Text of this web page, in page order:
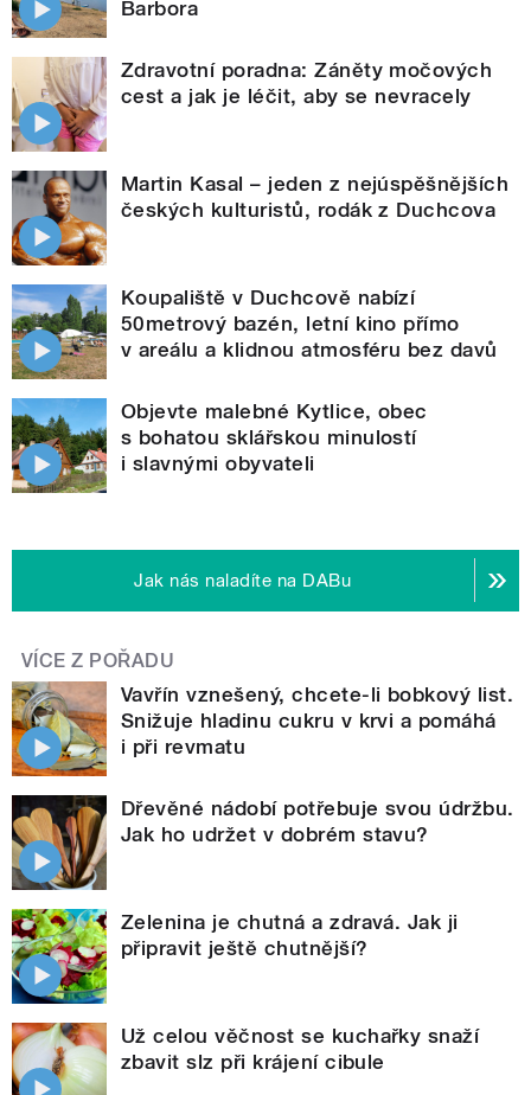
Barbora
Zdravotní poradna: Záněty močových
cest a jak je léčit, aby se nevracely
Martin Kasal – jeden z nejúspěšnějších
českých kulturistů, rodák z Duchcova
Koupaliště v Duchcově nabízí
50metrový bazén, letní kino přímo
v areálu a klidnou atmosféru bez davů
Objevte malebné Kytlice, obec
s bohatou sklářskou minulostí
i slavnými obyvateli
Jak nás naladíte na DABu
VÍCE Z POŘADU
Vavřín vznešený, chcete-li bobkový list.
Snižuje hladinu cukru v krvi a pomáhá
i při revmatu
Dřevěné nádobí potřebuje svou údržbu.
Jak ho udržet v dobrém stavu?
Zelenina je chutná a zdravá. Jak ji
připravit ještě chutnější?
Už celou věčnost se kuchařky snaží
zbavit slz při krájení cibule